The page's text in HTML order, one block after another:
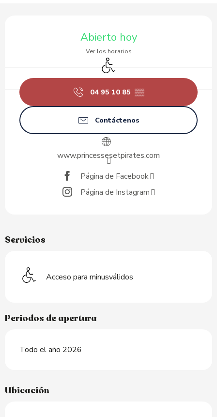
Abierto hoy
Ver los horarios
Acceso para minusválidos
04 95 10 85 ▒▒
Contáctenos
www.princessesetpirates.com
Página de Facebook
Página de Instagram
Servicios
Acceso para minusválidos
Periodos de apertura
Todo el año 2026
Ubicación